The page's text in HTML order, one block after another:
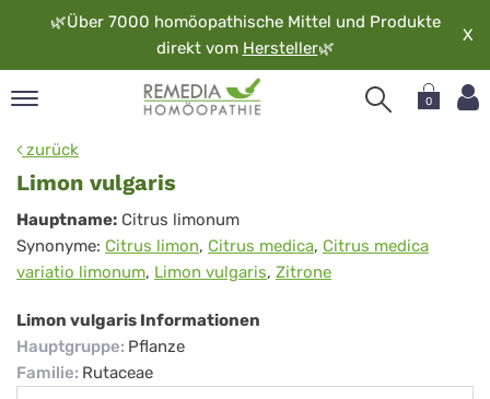
🌿Über 7000 homöopathische Mittel und Produkte
direkt vom Hersteller🌿
X
0
zurück
Limon vulgaris
Limon
vulgaris
Hauptname: Citrus limonum
Synonyme: Citrus limon, Citrus medica, Citrus medica
variatio limonum, Limon vulgaris, Zitrone
Limon vulgaris Informationen
Hauptgruppe: Pflanze
Familie: Rutaceae